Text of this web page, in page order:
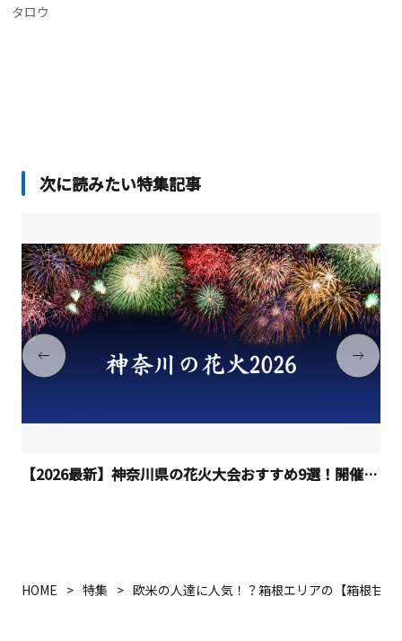
タロウ
次に読みたい特集記事
【2026最新】神奈川県の花火大会おすすめ9選！開催日程
HOME 特集 欧米の人達に人気！？箱根エリアの【箱根甘酒